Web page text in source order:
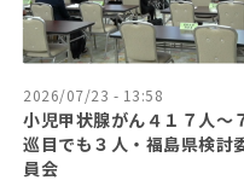
2026/07/23 - 13:58
小児甲状腺がん４１７人〜
巡目でも３人・福島県検討
員会